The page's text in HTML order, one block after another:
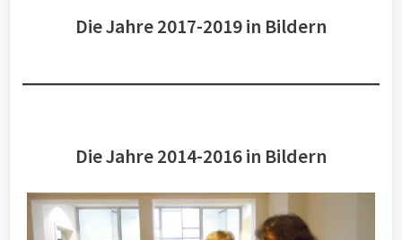
Die Jahre 2017-2019 in Bildern
Die Jahre 2014-2016 in Bildern